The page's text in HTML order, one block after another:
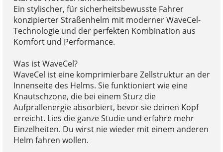
Ein stylischer, für sicherheitsbewusste Fahrer
konzipierter Straßenhelm mit moderner WaveCel-
Technologie und der perfekten Kombination aus
Komfort und Performance.
Was ist WaveCel?
WaveCel ist eine komprimierbare Zellstruktur an der
Innenseite des Helms. Sie funktioniert wie eine
Knautschzone, die bei einem Sturz die
Aufprallenergie absorbiert, bevor sie deinen Kopf
erreicht. Lies die ganze Studie und erfahre mehr
Einzelheiten. Du wirst nie wieder mit einem anderen
Helm fahren wollen.